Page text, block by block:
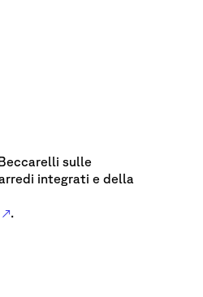
sulle
integrati e della
.